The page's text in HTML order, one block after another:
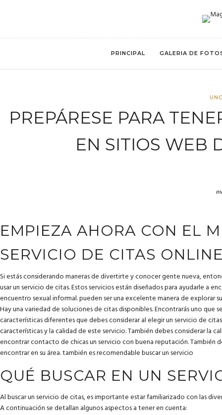
PRINCIPAL GALERIA DE
PREPÁRESE PARA
EN SITIOS WEB
EMPIEZA AHORA CON EL
SERVICIO DE CITAS
Si estás considerando maneras de divertirte y conocer gente nueva,
usar un servicio de citas. Estos servicios están diseñados para ayudarle a
encuentro sexual informal. pueden ser una excelente manera de explorar
Hay una variedad de soluciones de citas disponibles. Encontrarás uno que
características diferentes que debes considerar al elegir un servicio de
características y la calidad de este servicio. También debes considerar la
encontrarcontacto de chicasun servicio con buena reputación. También
encontrar en su área. también es recomendable buscar un servicio
QUÉ BUSCAR EN UN
Al buscar un servicio de citas, es importante estar familiarizado con las
A continuación se detallan algunos aspectos a tener en cuenta: